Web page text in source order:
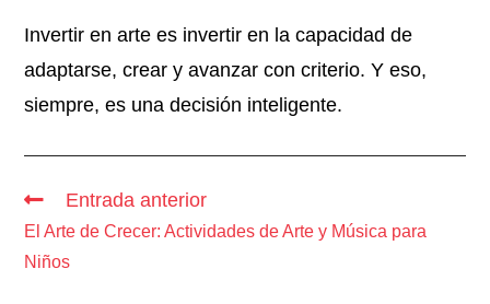
Invertir en arte es invertir en la capacidad de
adaptarse, crear y avanzar con criterio. Y eso,
siempre, es una decisión inteligente.
Entrada anterior
El Arte de Crecer: Actividades de Arte y Música para
Niños